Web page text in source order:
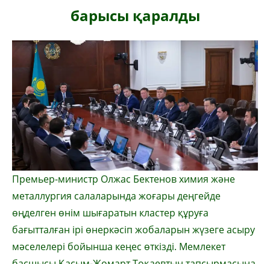
барысы қаралды
Премьер-министр Олжас Бектенов химия және
металлургия салаларында жоғары деңгейде
өңделген өнім шығаратын кластер құруға
бағытталған ірі өнеркәсіп жобаларын жүзеге асыру
мәселелері бойынша кеңес өткізді. Мемлекет